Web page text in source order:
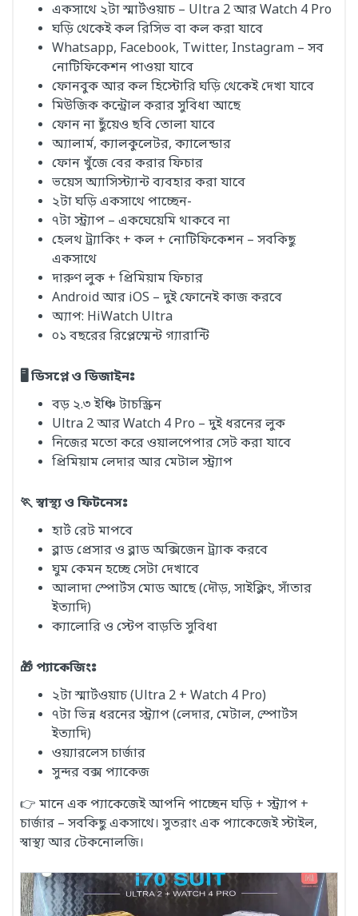
একসাথে ২টা স্মার্টওয়াচ – Ultra 2 আর Watch 4 Pro
ঘড়ি থেকেই কল রিসিভ বা কল করা যাবে
Whatsapp, Facebook, Twitter, Instagram – সব
নোটিফিকেশন পাওয়া যাবে
ফোনবুক আর কল হিস্টোরি ঘড়ি থেকেই দেখা যাবে
মিউজিক কন্ট্রোল করার সুবিধা আছে
ফোন না ছুঁয়েও ছবি তোলা যাবে
অ্যালার্ম, ক্যালকুলেটর, ক্যালেন্ডার
ফোন খুঁজে বের করার ফিচার
ভয়েস অ্যাসিস্ট্যান্ট ব্যবহার করা যাবে
২টা ঘড়ি একসাথে পাচ্ছেন-
৭টা স্ট্র্যাপ – একঘেয়েমি থাকবে না
হেলথ ট্র্যাকিং + কল + নোটিফিকেশন – সবকিছু
একসাথে
দারুণ লুক + প্রিমিয়াম ফিচার
Android আর iOS – দুই ফোনেই কাজ করবে
অ্যাপ: HiWatch Ultra
০১ বছরের রিপ্লেস্মেন্ট গ্যারান্টি
🖥️ ডিসপ্লে ও ডিজাইনঃ
বড় ২.৩ ইঞ্চি টাচস্ক্রিন
Ultra 2 আর Watch 4 Pro – দুই ধরনের লুক
নিজের মতো করে ওয়ালপেপার সেট করা যাবে
প্রিমিয়াম লেদার আর মেটাল স্ট্র্যাপ
🏃 স্বাস্থ্য ও ফিটনেসঃ
হার্ট রেট মাপবে
ব্লাড প্রেসার ও ব্লাড অক্সিজেন ট্র্যাক করবে
ঘুম কেমন হচ্ছে সেটা দেখাবে
আলাদা স্পোর্টস মোড আছে (দৌড়, সাইক্লিং, সাঁতার
ইত্যাদি)
ক্যালোরি ও স্টেপ বাড়তি সুবিধা
🎁 প্যাকেজিংঃ
২টা স্মার্টওয়াচ (Ultra 2 + Watch 4 Pro)
৭টা ভিন্ন ধরনের স্ট্র্যাপ (লেদার, মেটাল, স্পোর্টস
ইত্যাদি)
ওয়্যারলেস চার্জার
সুন্দর বক্স প্যাকেজ
👉 মানে এক প্যাকেজেই আপনি পাচ্ছেন ঘড়ি + স্ট্র্যাপ +
চার্জার – সবকিছু একসাথে। সুতরাং এক প্যাকেজেই স্টাইল,
স্বাস্থ্য আর টেকনোলজি।